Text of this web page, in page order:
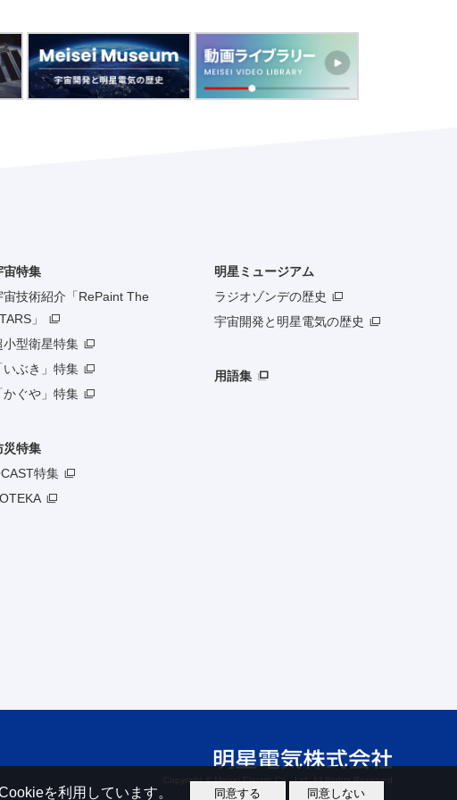
宙特集
宙技術紹介「RePaint The
」
小型衛星特集
いぶき」特集
かぐや」特集
災特集
特集
明星ミュージアム
ラジオゾンデの歴史
宇宙開発と明星電気の歴史
用語集
Copyright © Meisei Electric Co., Ltd. All Rights Reserved
を利用しています。 同意する 同意しない